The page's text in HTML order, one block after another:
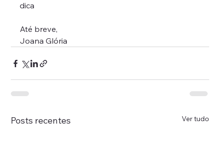
dica
Até breve,
Joana Glória
Posts recentes Ver tudo